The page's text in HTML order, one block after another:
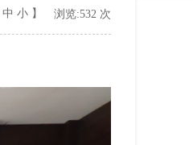
中 小 】 浏览:532 次